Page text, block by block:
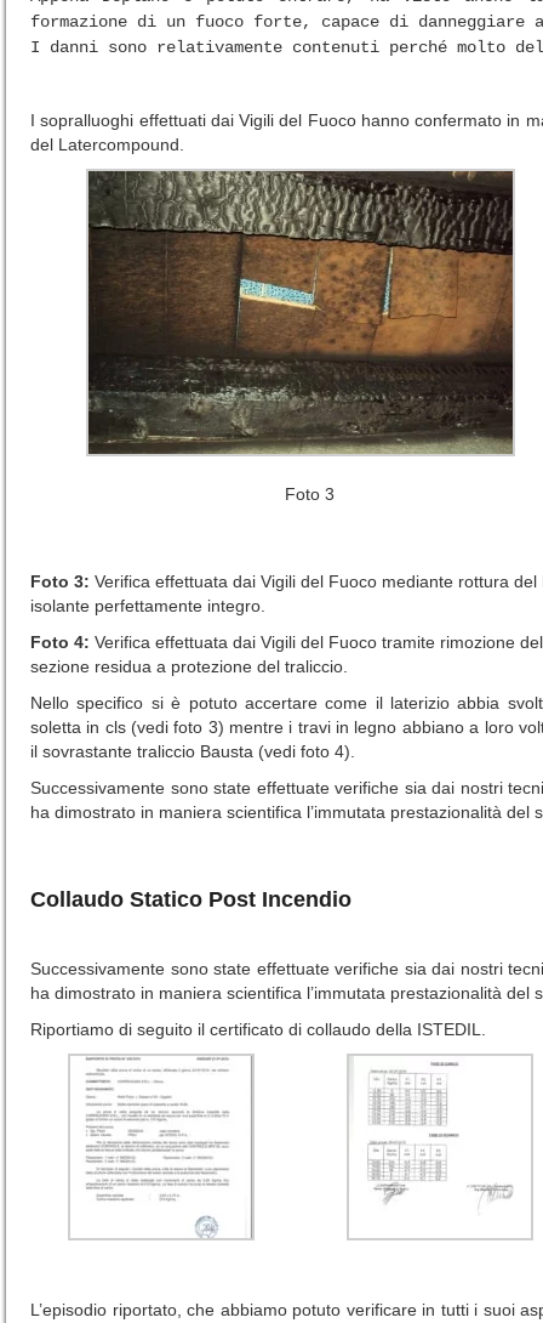
formazione di un fuoco forte, capace di
I danni sono relativamente contenuti perché molto
I sopralluoghi effettuati dai Vigili del Fuoco hanno confermato in
del Latercompound.
Foto 3
Foto 3: Verifica effettuata dai Vigili del Fuoco mediante rottura
isolante perfettamente integro.
Foto 4: Verifica effettuata dai Vigili del Fuoco tramite rimozione
sezione residua a protezione del traliccio.
Nello specifico si è potuto accertare come il laterizio abbia
soletta in cls (vedi foto 3) mentre i travi in legno abbiano a loro
il sovrastante traliccio Bausta (vedi foto 4).
Successivamente sono state effettuate verifiche sia dai nostri
ha dimostrato in maniera scientifica l’immutata prestazionalità del
Collaudo Statico Post Incendio
Successivamente sono state effettuate verifiche sia dai nostri
ha dimostrato in maniera scientifica l’immutata prestazionalità del
Riportiamo di seguito il certificato di collaudo della ISTEDIL.
L’episodio riportato, che abbiamo potuto verificare in tutti i suoi